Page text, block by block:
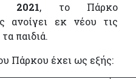
2021, το Πάρκο
ανοίγει εκ νέου τις
παιδιά.
Πάρκου έχει ως εξής: